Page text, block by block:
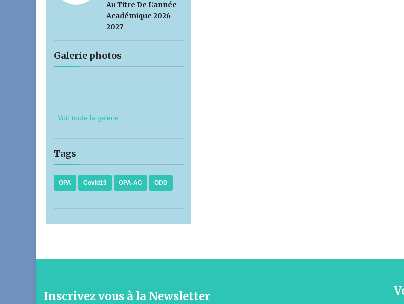
Au Titre De L'année
Académique 2026-
2027
Galerie photos
Voir toute la galerie
Tags
OPA Covid19 OPA-AC ODD
Inscrivez vous à la Newsletter